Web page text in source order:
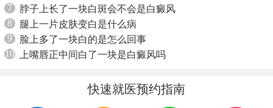
7
脖子上长了一块白斑会不会是白癜风
8
腿上一片皮肤变白是什么病
9
脸上多了一块白的是怎么回事
10
上嘴唇正中间白了一块是白癜风吗
快速就医预约指南